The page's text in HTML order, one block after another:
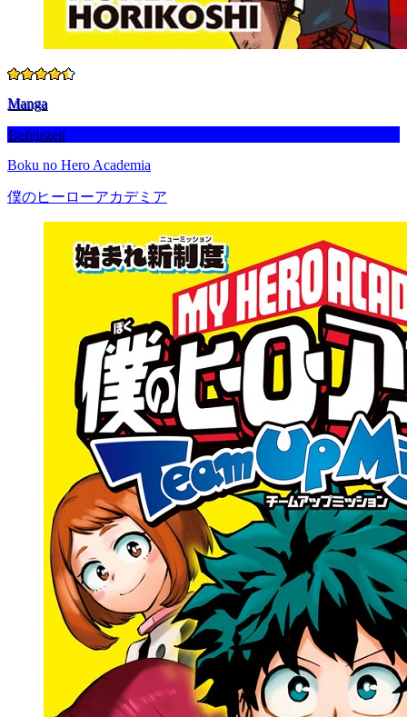
Manga
Befejezett
Boku no Hero Academia
僕のヒーローアカデミア